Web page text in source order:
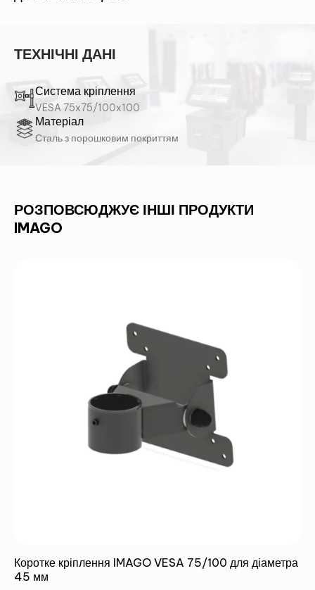
ТЕХНІЧНІ ДАНІ
Система кріплення
VESA 75x75/100x100
Матеріал
Сталь з порошковим покриттям
РОЗПОВСЮДЖУЄ ІНШІ ПРОДУКТИ
IMAGO
Коротке кріплення IMAGO VESA 75/100 для діаметра
45 мм